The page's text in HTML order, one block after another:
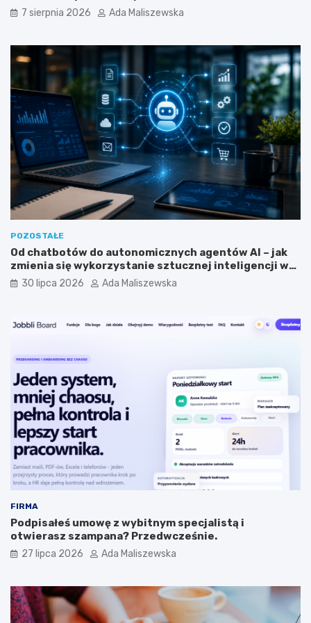
g
a
f
l
i
a
y
j
n
y
m
r
p
g
r
a
m
i
s
t
a
?
7 sierpnia 2026 Ada Maliszewska
POZOSTAŁE
Od chatbotów do autonomicznych agentów AI – jak
zmienia się wykorzystanie sztucznej inteligencji w
biznesie?
30 lipca 2026 Ada Maliszewska
FIRMA
Podpisałeś umowę z wybitnym specjalistą i
otwierasz szampana? Przedwcześnie.
27 lipca 2026 Ada Maliszewska